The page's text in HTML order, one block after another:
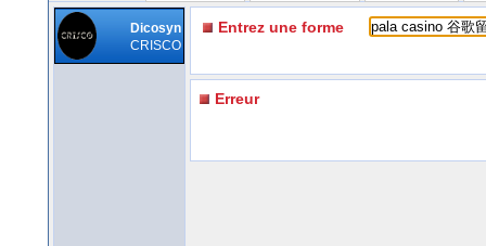
Dicosyn
CRISCO
Entrez une forme
Erreur